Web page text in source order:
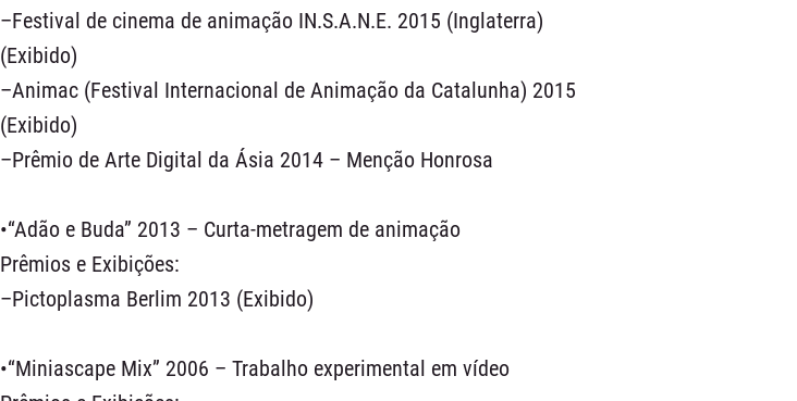
–Festival de cinema de animação IN.S.A.N.E. 2015 (Inglaterra)
(Exibido)
–Animac (Festival Internacional de Animação da Catalunha) 2015
(Exibido)
–Prêmio de Arte Digital da Ásia 2014 – Menção Honrosa
•“Adão e Buda” 2013 – Curta-metragem de animação
Prêmios e Exibições:
–Pictoplasma Berlim 2013 (Exibido)
•“Miniascape Mix” 2006 – Trabalho experimental em vídeo